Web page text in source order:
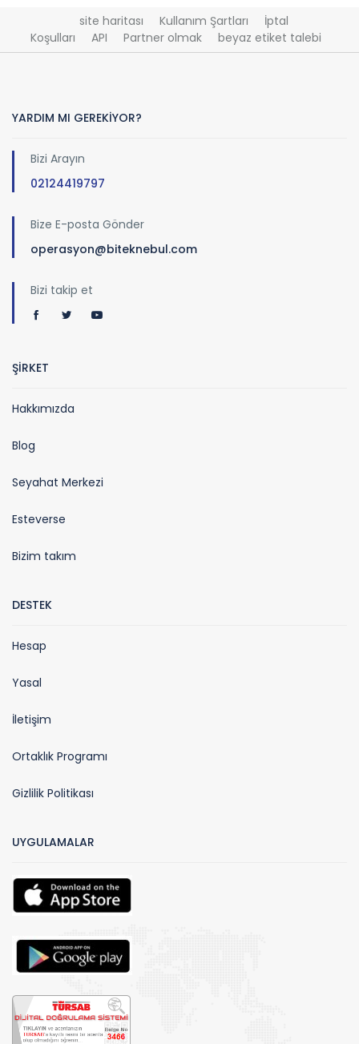
site haritası Kullanım Şartları
İptal
Koşulları
API Partner olmak beyaz etiket talebi
YARDIM MI GEREKİYOR?
Bizi Arayın
02124419797
Bize E-posta Gönder
operasyon@biteknebul.com
Bizi takip et
ŞİRKET
Hakkımızda
Blog
Seyahat Merkezi
Esteverse
Bizim takım
DESTEK
Hesap
Yasal
İletişim
Ortaklık Programı
Gizlilik Politikası
UYGULAMALAR